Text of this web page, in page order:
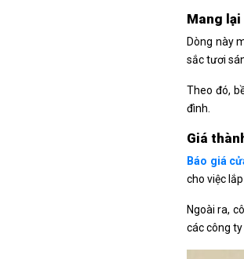
Mang
Dòng này
sắc tươi
Theo đó,
đình.
Giá
Báo giá
cho việc
Ngoài ra,
các công